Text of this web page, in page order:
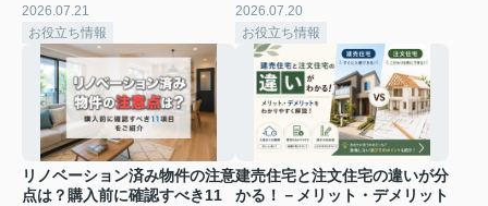
2026.07.21
お役立ち情報
2026.07.20
お役立ち情報
リノベーション済み物件の注意
点は？購入前に確認すべき11
建売住宅と注文住宅の違いが分
かる！－メリット・デメリット